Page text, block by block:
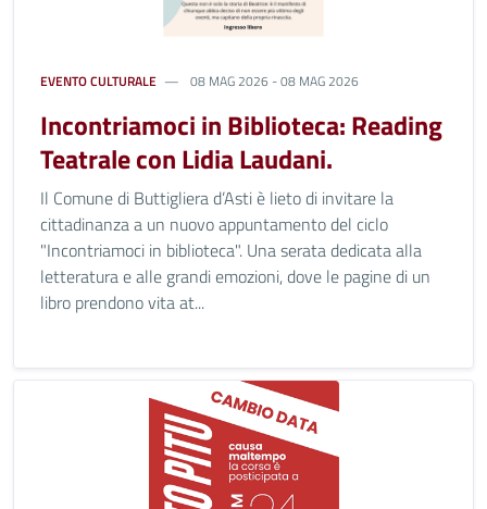
EVENTO CULTURALE 08 MAG 2026 - 08 MAG 2026
Incontriamoci in Biblioteca: Reading
Teatrale con Lidia Laudani.
Il Comune di Buttigliera d’Asti è lieto di invitare la
cittadinanza a un nuovo appuntamento del ciclo
"Incontriamoci in biblioteca". Una serata dedicata alla
letteratura e alle grandi emozioni, dove le pagine di un
libro prendono vita at...